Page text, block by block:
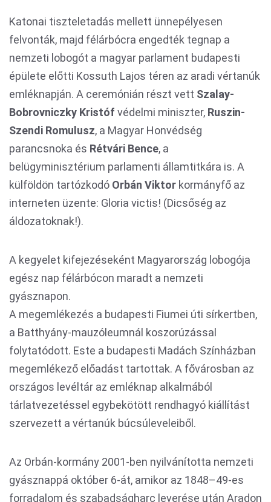
Katonai tiszteletadás mellett ünnepélyesen
felvonták, majd félárbócra engedték tegnap a
nemzeti lobogót a magyar parlament budapesti
épülete előtti Kossuth Lajos téren az aradi vértanúk
emléknapján. A ceremónián részt vett Szalay-
Bobrovniczky Kristóf védelmi miniszter, Ruszin-
Szendi Romulusz, a Magyar Honvédség
parancsnoka és Rétvári Bence, a
belügyminisztérium parlamenti államtitkára is. A
külföldön tartózkodó Orbán Viktor kormányfő az
interneten üzente: Gloria victis! (Dicsőség az
áldozatoknak!).
A kegyelet kifejezéseként Magyarország lobogója
egész nap félárbócon maradt a nemzeti
gyásznapon.
A megemlékezés a budapesti Fiumei úti sírkertben,
a Batthyány-mauzóleumnál koszorúzással
folytatódott. Este a budapesti Madách Színházban
megemlékező előadást tartottak. A fővárosban az
országos levéltár az emléknap alkalmából
tárlatvezetéssel egybekötött rendhagyó kiállítást
szervezett a vértanúk búcsúleveleiből.
Az Orbán-kormány 2001-ben nyilvánította nemzeti
gyásznappá október 6-át, amikor az 1848–49-es
forradalom és szabadságharc leverése után Aradon